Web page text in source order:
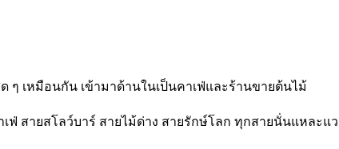
ๆ เหมือนกัน เข้ามาด้านในเป็นคาเฟ่และร้านขายต้นไม้
สายสโลว์บาร์ สายไม้ด่าง สายรักษ์โลก ทุกสายนั่นแหละแว